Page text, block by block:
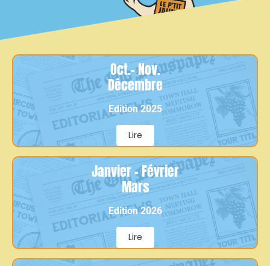
Oct.- Nov.
Décembre
Edition 2025
Lire
Janvier - Février
Mars
Edition 2026
Lire